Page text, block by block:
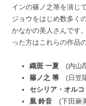
インの篠ノ之箒を演じ
ジョウをはじめ数多く
かなかの美人さんです
った方はこれらの作品
織斑 一夏 (内山
篠ノ之 箒 (日笠
セシリア・オルコ
凰 鈴音 (下田麻